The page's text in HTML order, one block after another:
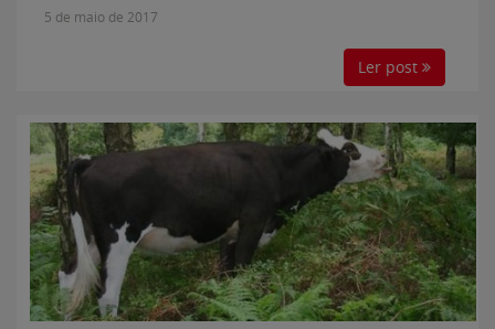
5 de maio de 2017
Ler post